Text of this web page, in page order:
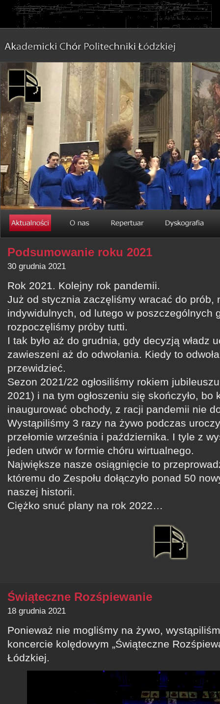
Podsumowanie roku 2021
30 grudnia 2021
Rok 2021. Kolejny rok pandemii.
Już od stycznia zaczęliśmy wracać do prób,
indywidulnych, od lutego w poszczególnych
rozpoczęliśmy próby tutti.
I tak było aż do grudnia, gdy decyzją władz
zawieszeni aż do odwołania. Kiedy to
przewidzieć.
Sezon 2021/22 ogłosiliśmy rokiem
2021) i na tym ogłoszeniu się skończyło, bo
inaugurować obchody, z racji pandemii nie
Wystąpiliśmy 3 razy na żywo podczas
przełomie września i października. I tyle z
jeden utwór w formie chóru wirtualnego.
Największe nasze osiągnięcie to
któremu do Zespołu dołączyło ponad 50
naszej historii.
Ciężko snuć plany na rok 2022…
Świąteczne Rozśpiewanie
18 grudnia 2021
Ponieważ nie mogliśmy na żywo,
koncercie kolędowym „Świąteczne
Łódzkiej.